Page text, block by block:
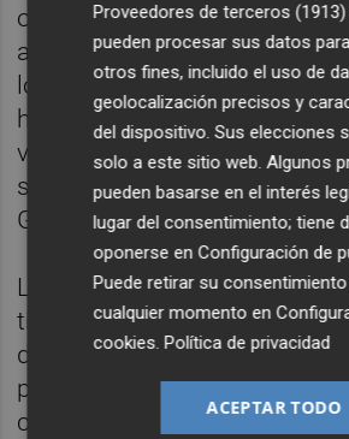
opone a coincidir con
alternativa que maneja el
los independentistas
hecho el PNV y la formación
votaron juntos los
siguen vigentes, los últimos
Gobierno deMarianoRajoy.
La idea del PNV, que la
tiene cita para empezar a
discreta los ejes del proyecto
presupuestario, es que los
centren en la reactivación
Proveedores de terceros (1913)
pueden procesar sus datos
otros fines, incluido el uso de
geolocalización precisos y
del dispositivo. Sus elecciones
solo a este sitio web. Algunos
pueden basarse en el interés
lugar del consentimiento; tiene
oponerse enConfiguración de
Puede retirar su
cualquier momento en
cookies.Política de privacidad
ACEPTAR TODO